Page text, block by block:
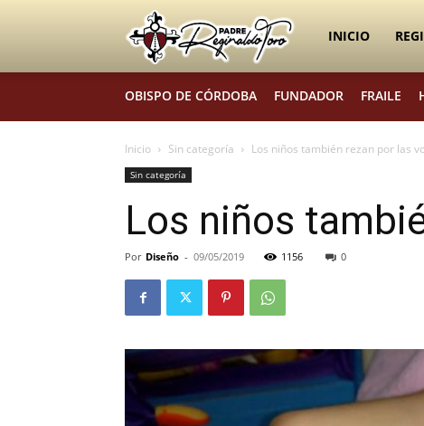
Padre
INICIO
OBISPO DE CÓRDOBA FUNDADOR FRAILE
Inicio Sin categoría Los niños también rezan por las
Sin categoría
Los niños
Por Diseño - 09/05/2019 1156 0